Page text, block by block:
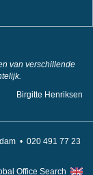
van verschillende
Birgitte Henriksen
• 020 491 77 23
Office Search